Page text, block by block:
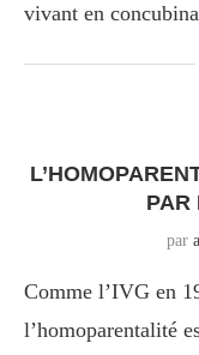
vivant en
PAR
par
Comme l’IVG en
l’homoparentalité